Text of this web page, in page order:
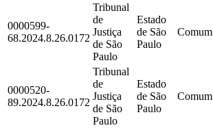
0000599-
68.2024.8.26.0172
Tribunal
de
Justiça
de São
Paulo
Estado
de São
Paulo
Comum
0000520-
89.2024.8.26.0172
Tribunal
de
Justiça
de São
Paulo
Estado
de São
Paulo
Comum